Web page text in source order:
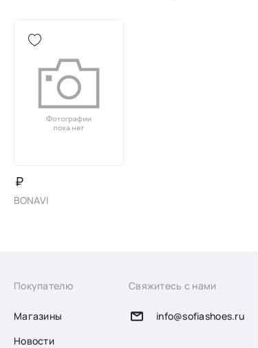
₽
BONAVI
Покупателю
Магазины
Новости
Свяжитесь с нами
info@sofiashoes.ru